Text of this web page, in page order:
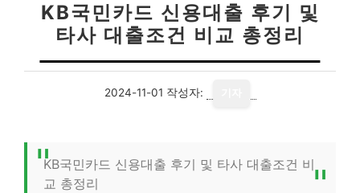
KB국민카드 신용대출 후기 및
타사 대출조건 비교 총정리
2024-11-01 작성자:
KB국민카드 신용대출 후기 및 타사 대출조건 비
교 총정리